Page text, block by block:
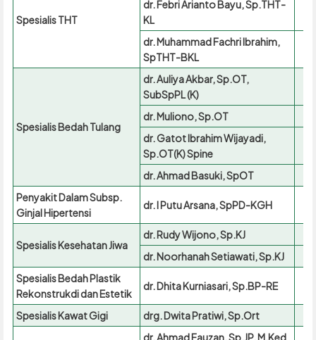
Spesialis THT
dr. Febri Arianto Bayu, Sp.THT-
KL
dr. Muhammad Fachri Ibrahim,
SpTHT-BKL
Spesialis Bedah Tulang
dr. Auliya Akbar, Sp.OT,
SubSpPL (K)
dr. Muliono, Sp.OT
dr. Gatot Ibrahim Wijayadi,
Sp.OT(K) Spine
dr. Ahmad Basuki, SpOT
Penyakit Dalam Subsp.
Ginjal Hipertensi
dr. I Putu Arsana, SpPD-KGH
Spesialis Kesehatan Jiwa
dr. Rudy Wijono, Sp.KJ
dr. Noorhanah Setiawati, Sp.KJ
Spesialis Bedah Plastik
Rekonstrukdi dan Estetik
dr. Dhita Kurniasari, Sp.BP-RE
Spesialis Kawat Gigi drg. Dwita Pratiwi, Sp.Ort
dr. Ahmad Fauzan, Sp.JP, M.Ked